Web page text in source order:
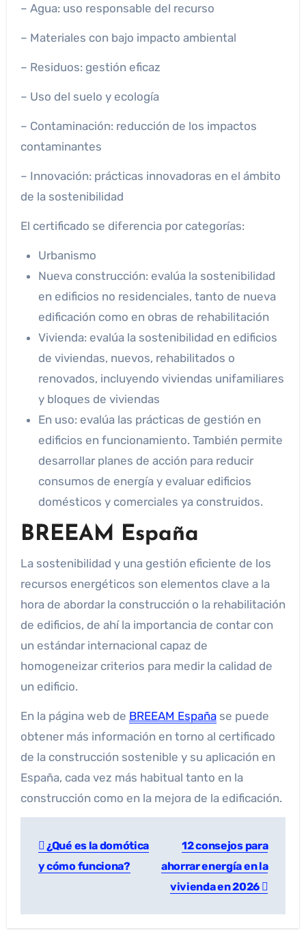
– Agua: uso responsable del recurso
– Materiales con bajo impacto ambiental
– Residuos: gestión eficaz
– Uso del suelo y ecología
– Contaminación: reducción de los impactos
contaminantes
– Innovación: prácticas innovadoras en el ámbito
de la sostenibilidad
El certificado se diferencia por categorías:
Urbanismo
Nueva construcción: evalúa la sostenibilidad
en edificios no residenciales, tanto de nueva
edificación como en obras de rehabilitación
Vivienda: evalúa la sostenibilidad en edificios
de viviendas, nuevos, rehabilitados o
renovados, incluyendo viviendas unifamiliares
y bloques de viviendas
En uso: evalúa las prácticas de gestión en
edificios en funcionamiento. También permite
desarrollar planes de acción para reducir
consumos de energía y evaluar edificios
domésticos y comerciales ya construidos.
BREEAM España
La sostenibilidad y una gestión eficiente de los
recursos energéticos son elementos clave a la
hora de abordar la construcción o la rehabilitación
de edificios, de ahí la importancia de contar con
un estándar internacional capaz de
homogeneizar criterios para medir la calidad de
un edificio.
En la página web de BREEAM Españase puede
obtener más información en torno al certificado
de la construcción sostenible y su aplicación en
España, cada vez más habitual tanto en la
construcción como en la mejora de la edificación.
¿Qué es la domótica
y cómo funciona?
12 consejos para
ahorrar energía en la
vivienda en 2026